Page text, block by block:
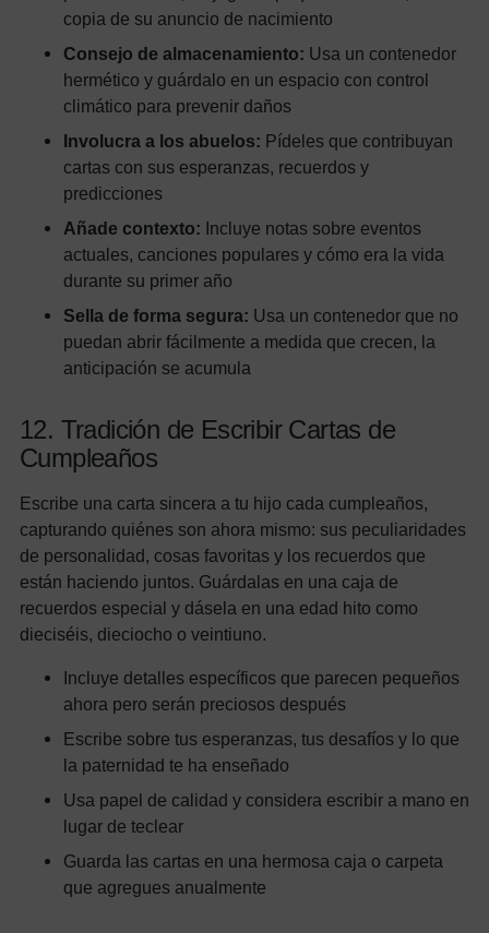
copia de su anuncio de nacimiento
Consejo de almacenamiento: Usa un contenedor
hermético y guárdalo en un espacio con control
climático para prevenir daños
Involucra a los abuelos: Pídeles que contribuyan
cartas con sus esperanzas, recuerdos y
predicciones
Añade contexto: Incluye notas sobre eventos
actuales, canciones populares y cómo era la vida
durante su primer año
Sella de forma segura: Usa un contenedor que no
puedan abrir fácilmente a medida que crecen, la
anticipación se acumula
12. Tradición de Escribir Cartas de
Cumpleaños
Escribe una carta sincera a tu hijo cada cumpleaños,
capturando quiénes son ahora mismo: sus peculiaridades
de personalidad, cosas favoritas y los recuerdos que
están haciendo juntos. Guárdalas en una caja de
recuerdos especial y dásela en una edad hito como
dieciséis, dieciocho o veintiuno.
Incluye detalles específicos que parecen pequeños
ahora pero serán preciosos después
Escribe sobre tus esperanzas, tus desafíos y lo que
la paternidad te ha enseñado
Usa papel de calidad y considera escribir a mano en
lugar de teclear
Guarda las cartas en una hermosa caja o carpeta
que agregues anualmente